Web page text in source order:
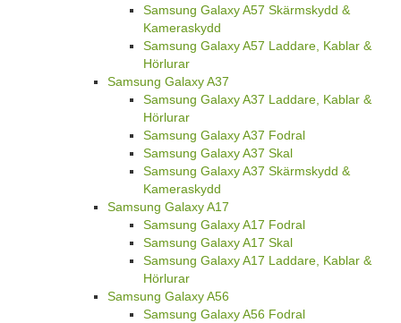
Samsung Galaxy A57 Skärmskydd &
Kameraskydd
Samsung Galaxy A57 Laddare, Kablar &
Hörlurar
Samsung Galaxy A37
Samsung Galaxy A37 Laddare, Kablar &
Hörlurar
Samsung Galaxy A37 Fodral
Samsung Galaxy A37 Skal
Samsung Galaxy A37 Skärmskydd &
Kameraskydd
Samsung Galaxy A17
Samsung Galaxy A17 Fodral
Samsung Galaxy A17 Skal
Samsung Galaxy A17 Laddare, Kablar &
Hörlurar
Samsung Galaxy A56
Samsung Galaxy A56 Fodral